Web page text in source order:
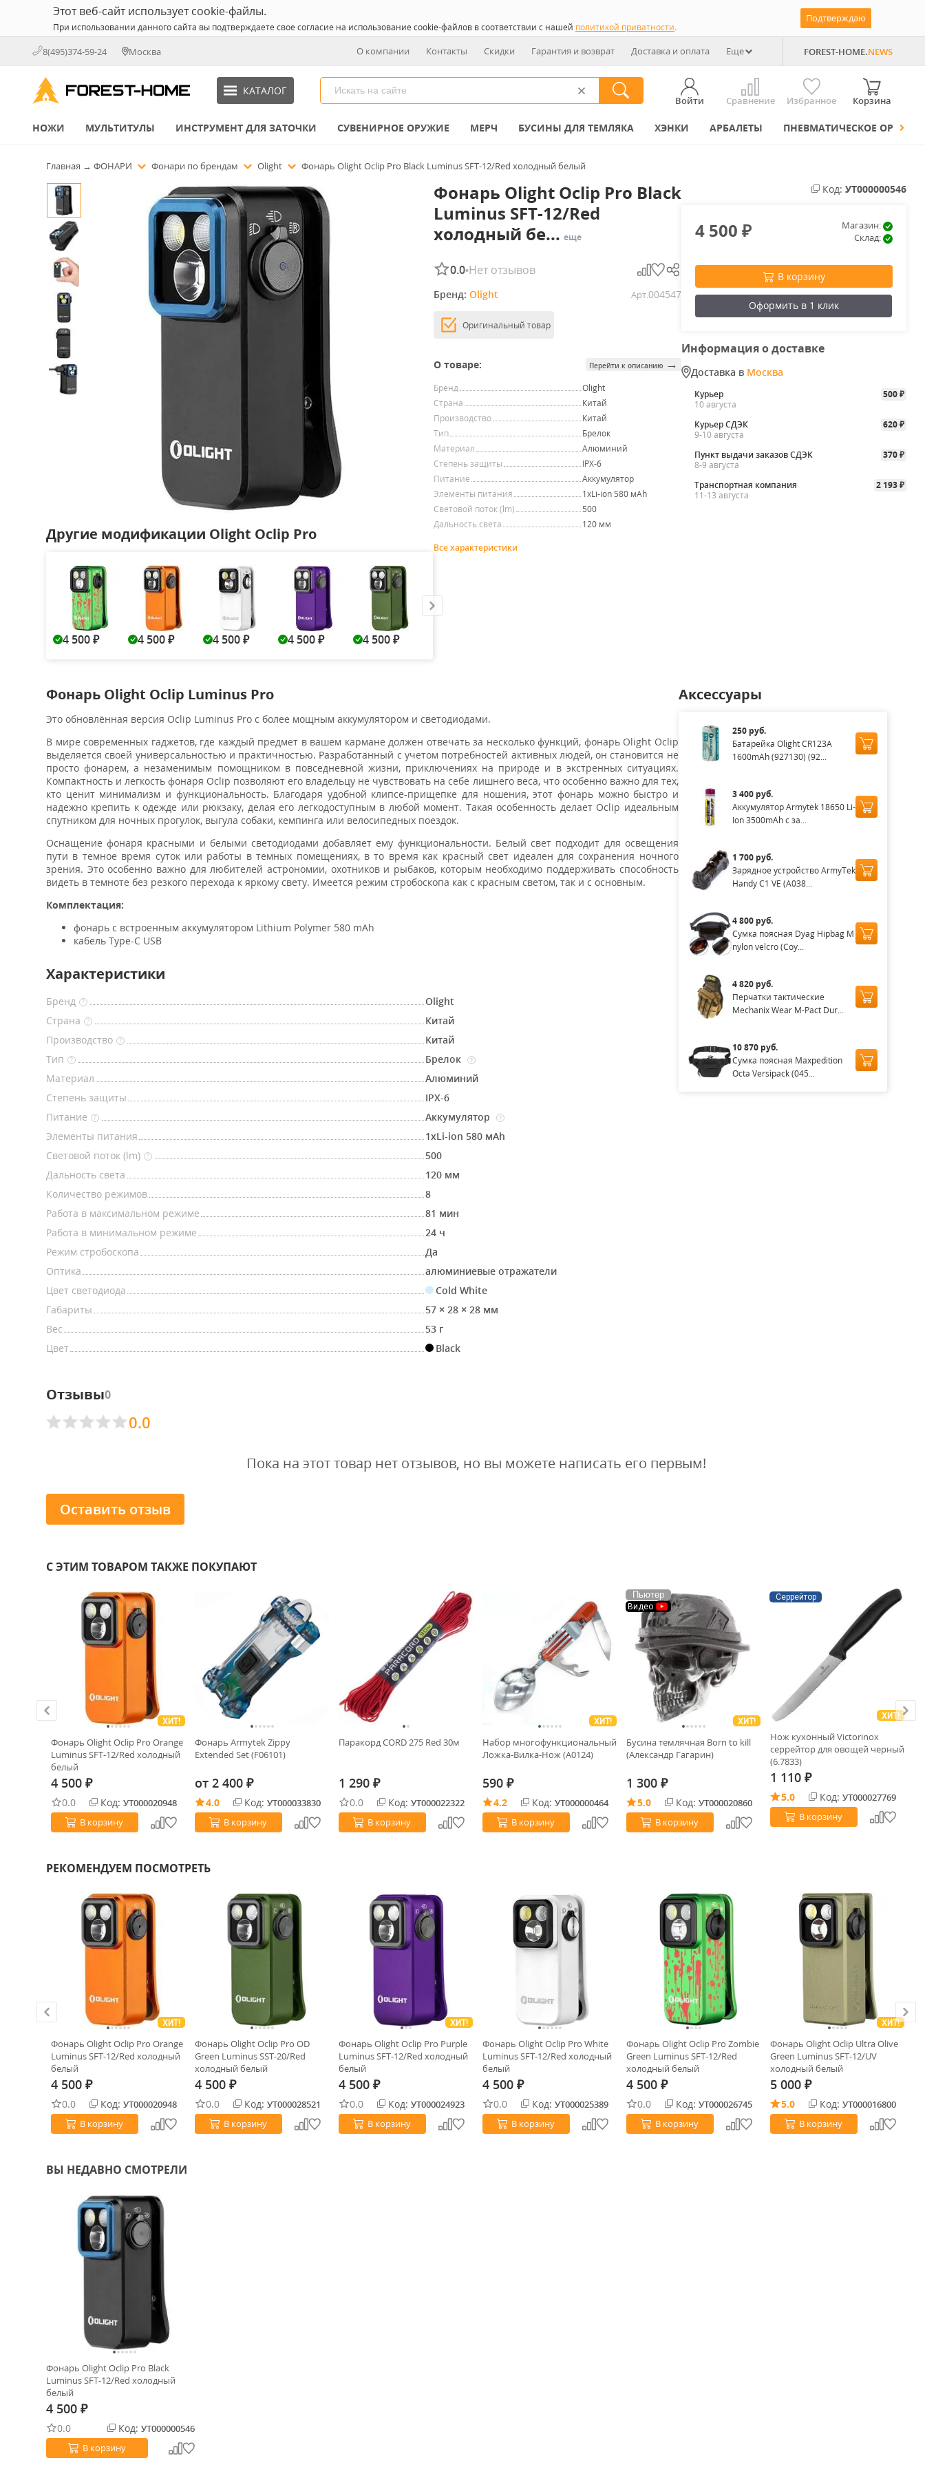
Этот веб-сайт использует cookie-файлы.
При использовании данного сайта вы подтверждаете свое согласие на использование cookie-файлов в соответствии с нашей политикой приватности.
Подтверждаю
8(495)374-59-24 Москва О компании Контакты Скидки Гарантия и возврат Доставка и оплата Еще FOREST-HOME.NEWS
КАТАЛОГ
Войти Сравнение Избранное Корзина
НОЖИ МУЛЬТИТУЛЫ ИНСТРУМЕНТ ДЛЯ ЗАТОЧКИ СУВЕНИРНОЕ ОРУЖИЕ МЕРЧ БУСИНЫ ДЛЯ ТЕМЛЯКА ХЭНКИ АРБАЛЕТЫ ПНЕВМАТИЧЕСКОЕ ОРУЖИЕ
Главная → ФОНАРИ Фонари по брендам Olight Фонарь Olight Oclip Pro Black Luminus SFT-12/Red холодный белый
Другие модификации Olight Oclip Pro
4 500 ₽ 4 500 ₽ 4 500 ₽ 4 500 ₽ 4 500 ₽
Фонарь Olight Oclip Pro Black
Luminus SFT-12/Red
холодный бе... еще
0.0•Нет отзывов
Бренд: Olight Арт.004547
Оригинальный товар
О товаре: Перейти к описанию →
Бренд
Olight
Страна
Китай
Производство
Китай
Тип
Брелок
Материал
Алюминий
Степень защиты
IPX-6
Питание
Аккумулятор
Элементы питания
1хLi-ion 580 мАh
Световой поток (lm)
500
Дальность света
120 мм
Все характеристики
Код: УТ000000546
4 500₽
Магазин:
Склад:
В корзину
Оформить в 1 клик
Информация о доставке
Доставка в Москва
Курьер 500 ₽
10 августа
Курьер СДЭК
620 ₽
9-10 августа
Пункт выдачи заказов СДЭК
370 ₽
8-9 августа
Транспортная компания
2 193 ₽
11-13 августа
Фонарь Olight Oclip Luminus Pro
Это обновлённая версия Oclip Luminus Pro с более мощным аккумулятором и светодиодами.
В мире современных гаджетов, где каждый предмет в вашем кармане должен отвечать за несколько функций, фонарь Olight Oclip
выделяется своей универсальностью и практичностью. Разработанный с учетом потребностей активных людей, он становится не
просто фонарем, а незаменимым помощником в повседневной жизни, приключениях на природе и в экстренных ситуациях.
Компактность и легкость фонаря Oclip позволяют его владельцу не чувствовать на себе лишнего веса, что особенно важно для тех,
кто ценит минимализм и функциональность. Благодаря удобной клипсе-прищепке для ношения, этот фонарь можно быстро и
надежно крепить к одежде или рюкзаку, делая его легкодоступным в любой момент. Такая особенность делает Oclip идеальным
спутником для ночных прогулок, выгула собаки, кемпинга или велосипедных поездок.
Оснащение фонаря красными и белыми светодиодами добавляет ему функциональности. Белый свет подходит для освещения
пути в темное время суток или работы в темных помещениях, в то время как красный свет идеален для сохранения ночного
зрения. Это особенно важно для любителей астрономии, охотников и рыбаков, которым необходимо поддерживать способность
видеть в темноте без резкого перехода к яркому свету. Имеется режим стробоскопа как с красным светом, так и с основным.
Комплектация:
фонарь с встроенным аккумулятором Lithium Polymer 580 mAh
кабель Type-C USB
Характеристики
Бренд ?
Olight
Страна
?
Китай
Производство
?
Китай
Тип
? Брелок ?
Материал
Алюминий
Степень защиты
IPX-6
Питание
? Аккумулятор ?
Элементы питания
1хLi-ion 580 мАh
Световой поток (lm)
?
500
Дальность света
120 мм
Количество режимов
8
Работа в максимальном режиме
81 мин
Работа в минимальном режиме
24 ч
Режим стробоскопа
Да
Оптика
алюминиевые отражатели
Цвет светодиода
Cold White
Габариты
57 × 28 × 28 мм
Вес
53 г
Цвет
Black
Аксессуары
250 руб.
Батарейка Olight CR123A
1600mAh (927130) (92...
3 400 руб.
Аккумулятор Armytek 18650 Li-
Ion 3500mAh с за...
1 700 руб.
Зарядное устройство ArmyTek
Handy C1 VE (A038...
4 800 руб.
Сумка поясная Dyag Hipbag M
nylon velcro (Coy...
4 820 руб.
Перчатки тактические
Mechanix Wear M-Pact Dur...
10 870 руб.
Сумка поясная Maxpedition
Octa Versipack (045...
Отзывы0
0.0
Пока на этот товар нет отзывов, но вы можете написать его первым!
Оставить отзыв
С ЭТИМ ТОВАРОМ ТАКЖЕ ПОКУПАЮТ
ХИТ!
Фонарь Olight Oclip Pro Orange
Luminus SFT-12/Red холодный
белый
4 500 ₽
0.0 Код: УТ000020948
В корзину
Фонарь Armytek Zippy
Extended Set (F06101)
от 2 400 ₽
4.0 Код: УТ000033830
В корзину
Паракорд CORD 275 Red 30м
1 290 ₽
0.0 Код: УТ000022322
В корзину
ХИТ!
Набор многофункциональный
Ложка-Вилка-Нож (А0124)
590 ₽
4.2 Код: УТ000000464
В корзину
Пьютер
Видео
ХИТ!
Бусина темлячная Born to kill
(Александр Гагарин)
1 300 ₽
5.0 Код: УТ000020860
В корзину
Серрейтор
ХИТ!
Нож кухонный Victorinox
серрейтор для овощей черный
(6.7833)
1 110 ₽
5.0 Код: УТ000027769
В корзину
РЕКОМЕНДУЕМ ПОСМОТРЕТЬ
ХИТ!
Фонарь Olight Oclip Pro Orange
Luminus SFT-12/Red холодный
белый
4 500 ₽
0.0 Код: УТ000020948
В корзину
Фонарь Olight Oclip Pro OD
Green Luminus SST-20/Red
холодный белый
4 500 ₽
0.0 Код: УТ000028521
В корзину
ХИТ!
Фонарь Olight Oclip Pro Purple
Luminus SFT-12/Red холодный
белый
4 500 ₽
0.0 Код: УТ000024923
В корзину
Фонарь Olight Oclip Pro White
Luminus SFT-12/Red холодный
белый
4 500 ₽
0.0 Код: УТ000025389
В корзину
Фонарь Olight Oclip Pro Zombie
Green Luminus SFT-12/Red
холодный белый
4 500 ₽
0.0 Код: УТ000026745
В корзину
ХИТ!
Фонарь Olight Oclip Ultra Olive
Green Luminus SFT-12/UV
холодный белый
5 000 ₽
5.0 Код: УТ000016800
В корзину
ВЫ НЕДАВНО СМОТРЕЛИ
Фонарь Olight Oclip Pro Black
Luminus SFT-12/Red холодный
белый
4 500 ₽
0.0 Код: УТ000000546
В корзину